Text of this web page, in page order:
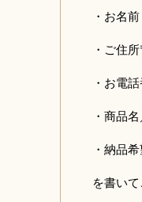
・お名前
・ご住
・お電
・商品
・納品
を書い